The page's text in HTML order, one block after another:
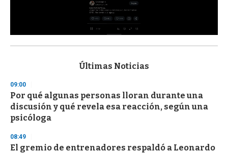
s
d
s
o
f
3
s
e
Últimas Noticias
09:00
Por qué algunas personas lloran durante una
discusión y qué revela esa reacción, según una
psicóloga
08:49
El gremio de entrenadores respaldó a Leonardo